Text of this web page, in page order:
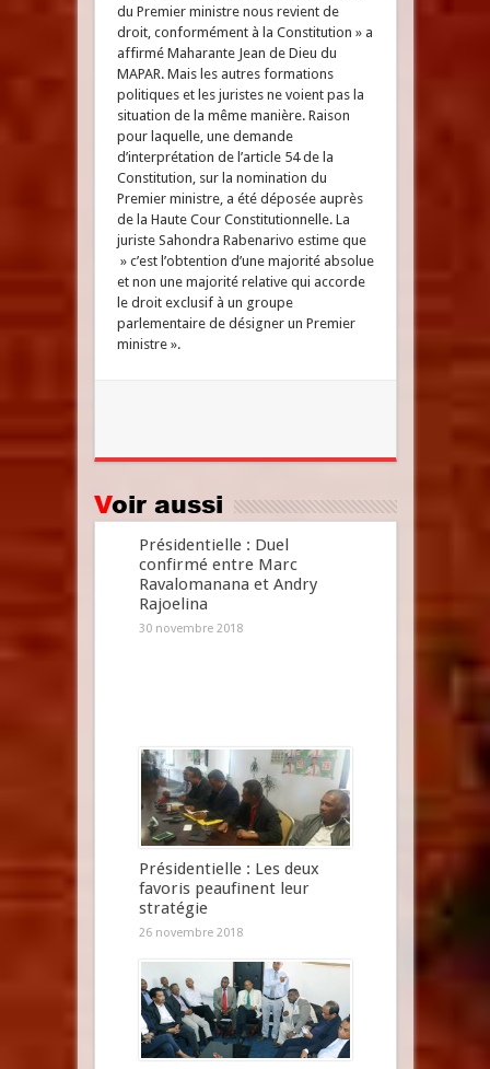
du Premier ministre nous revient de
droit, conformément à la Constitution » a
affirmé Maharante Jean de Dieu du
MAPAR. Mais les autres formations
politiques et les juristes ne voient pas la
situation de la même manière. Raison
pour laquelle, une demande
d’interprétation de l’article 54 de la
Constitution, sur la nomination du
Premier ministre, a été déposée auprès
de la Haute Cour Constitutionnelle. La
juriste Sahondra Rabenarivo estime que
» c’est l’obtention d’une majorité absolue
et non une majorité relative qui accorde
le droit exclusif à un groupe
parlementaire de désigner un Premier
ministre ».
Voir aussi
Présidentielle : Duel
confirmé entre Marc
Ravalomanana et Andry
Rajoelina
30 novembre 2018
Présidentielle : Les deux
favoris peaufinent leur
stratégie
26 novembre 2018